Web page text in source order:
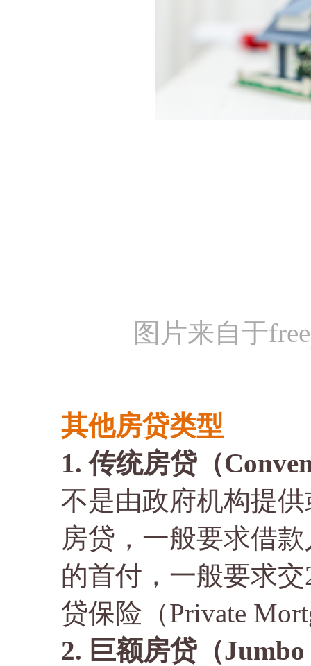
图片来自于
其他房贷类型
1. 传统房贷（
不是由政府机构提
房贷，一般要求借
的首付，一般要求
贷保险（Private
2. 巨额房贷（